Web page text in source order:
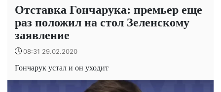
Отставка Гончарука: премьер еще
раз положил на стол Зеленскому
заявление
08:31 29.02.2020
Гончарук устал и он уходит